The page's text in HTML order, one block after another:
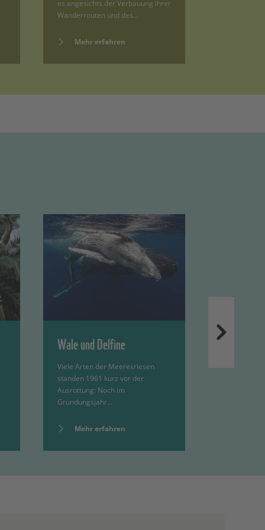
es angesichts der Verbauung ihrer
Wanderrouten und des…
Mehr erfahren
Wale und Delfine
Viele Arten der Meeresriesen
standen 1961 kurz vor der
Ausrottung: Noch im
Gründungsjahr…
Mehr erfahren
Aberglaube